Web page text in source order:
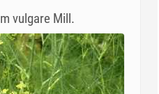
vulgare Mill.